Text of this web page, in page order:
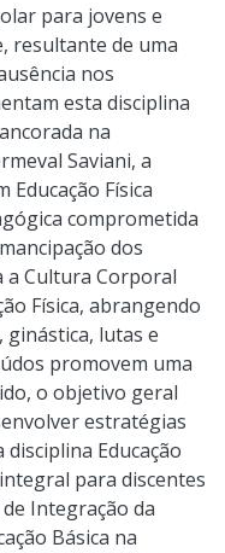
para jovens e
resultante de uma
nos
esta disciplina
na
Saviani, a
Física
comprometida
dos
a Cultura Corporal
Física, abrangendo
lutas e
promovem uma
o objetivo geral
estratégias
Educação
para discentes
Integração da
Básica na